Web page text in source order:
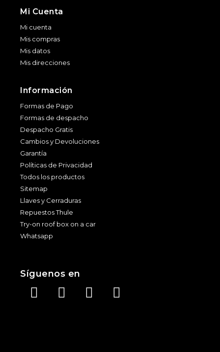
Mi Cuenta
Mi cuenta
Mis compras
Mis datos
Mis direcciones
Información
Formas de Pago
Formas de despacho
Despacho Gratis
Cambios y Devoluciones
Garantía
Políticas de Privacidad
Todos los productos
Sitemap
Llaves y Cerraduras
Repuestos Thule
Try-on roof box on a car
Whatsapp
Síguenos en